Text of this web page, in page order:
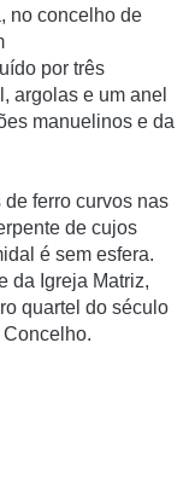
no concelho de
por três
argolas e um anel
manuelinos e da
ferro curvos nas
de cujos
é sem esfera.
da Igreja Matriz,
quartel do século